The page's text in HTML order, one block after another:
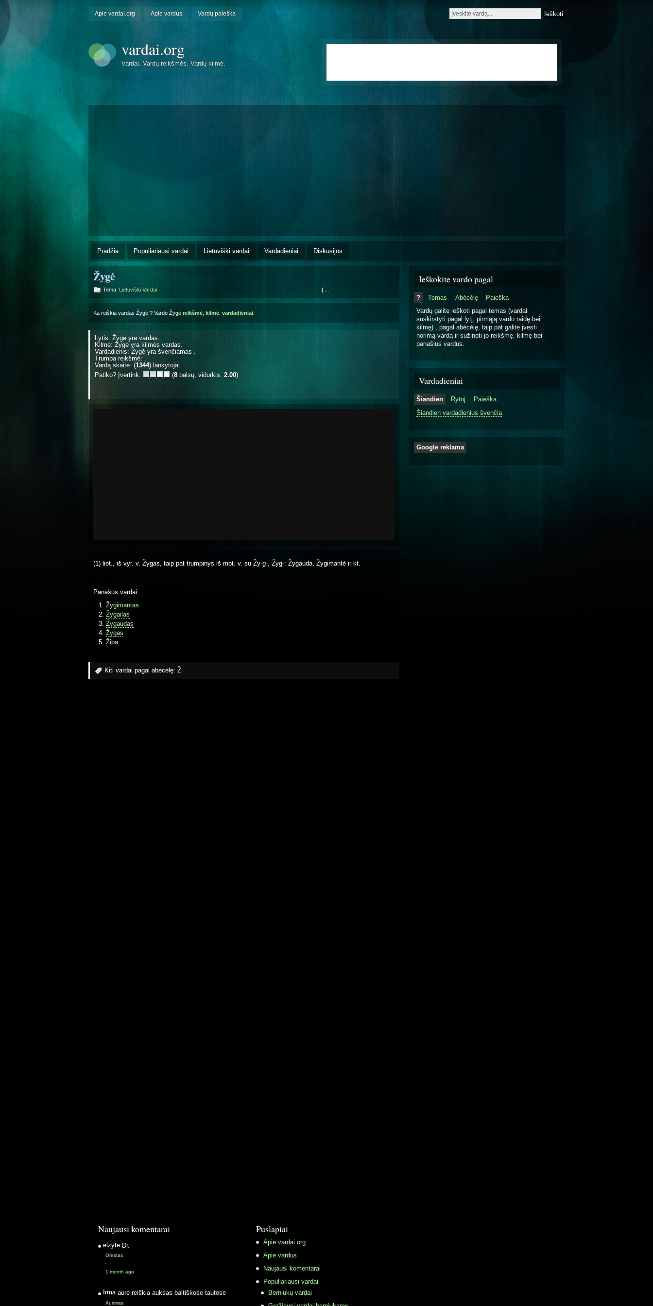
Apie vardai.org Apie vardus Vardų paieška
vardai.org
Vardai. Vardų reikšmės. Vardų kilmė.
Pradžia Populiariausi vardai Lietuviški vardai Vardadieniai Diskusijos
Žygė
Tema: Lietuviški Vardai |
Ką reiškia vardas Žygė ? Vardo Žygė reikšmė kilmė vardadieniai:
Lytis: Žygė yra vardas.
Kilmė: Žygė yra kilmės vardas.
Vardadienis: Žygė yra švenčiamas
Trumpa reikšmė: .
Vardą skaitė: (1344) lankytojai.
Patiko? Įvertink:
(8 balsų, vidurkis: 2.00)
(1) liet., iš vyr. v. Žygas, taip pat trumpinys iš mot. v. su Žy-g-, Žyg-: Žygauda, Žygimantė ir kt.
Panašūs vardai:
Žygimantas
Žygailas
Žygaudas
Žygas
Žiba
Kiti vardai pagal abėcėlę: Ž
Ieškokite vardo pagal
? Temas Abėcėlę
Paiešką
Vardų galite ieškoti pagal temas (vardai
suskirstyti pagal lytį, pirmąją vardo raidę bei
kilmę) , pagal abėcėlę, taip pat galite įvesti
norimą vardą ir sužinoti jo reikšmę, kilmę bei
panašius vardus.
Vardadieniai
Šiandien Rytoj
Paieška
Šiandien vardadienius švenčia
Google reklama
Naujausi komentarai
elzyte Dr.
Orestas
·
1 month ago
Irma aurė reiškia auksas baltiškose tautose
Aurimas
Puslapiai
Apie vardai.org
Apie vardus
Naujausi komentarai
Populiariausi vardai
Berniukų vardai